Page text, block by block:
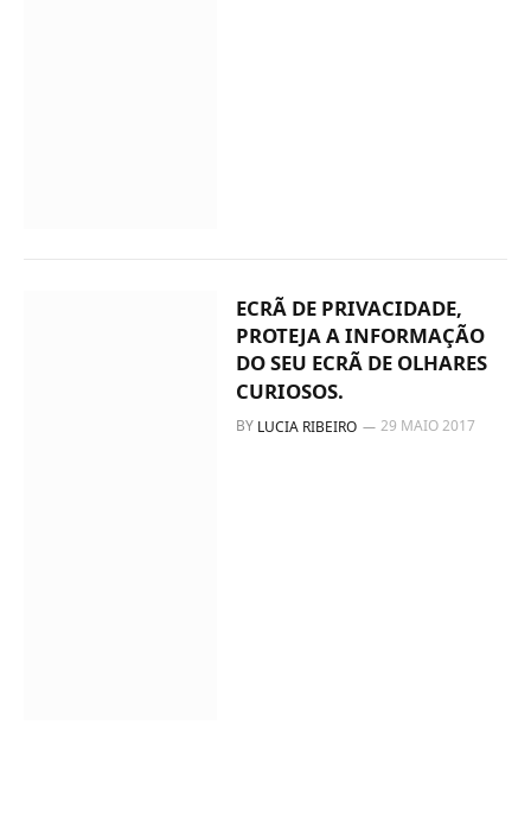
ECRÃ DE PRIVACIDADE,
PROTEJA A INFORMAÇÃO
DO SEU ECRÃ DE OLHARES
CURIOSOS.
BY LUCIA RIBEIRO 29 MAIO 2017